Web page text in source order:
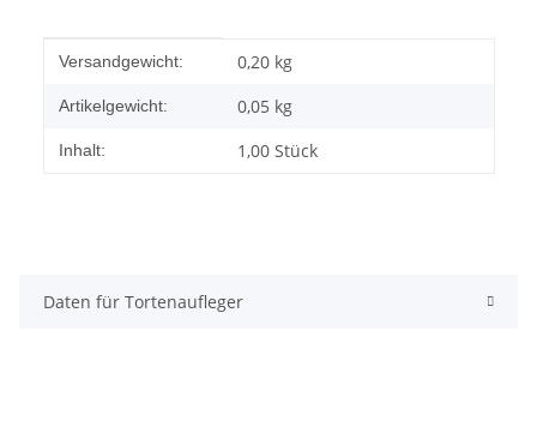
Produkteigenschaft
Wert
Versandgewicht: 0,20 kg
Artikelgewicht: 0,05 kg
Inhalt: 1,00 Stück
Daten für Tortenaufleger